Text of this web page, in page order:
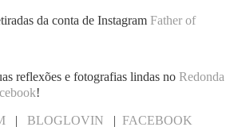
da conta de Instagram Father of
reflexões e fotografias lindas no Redonda
!
| BLOGLOVIN | FACEBOOK